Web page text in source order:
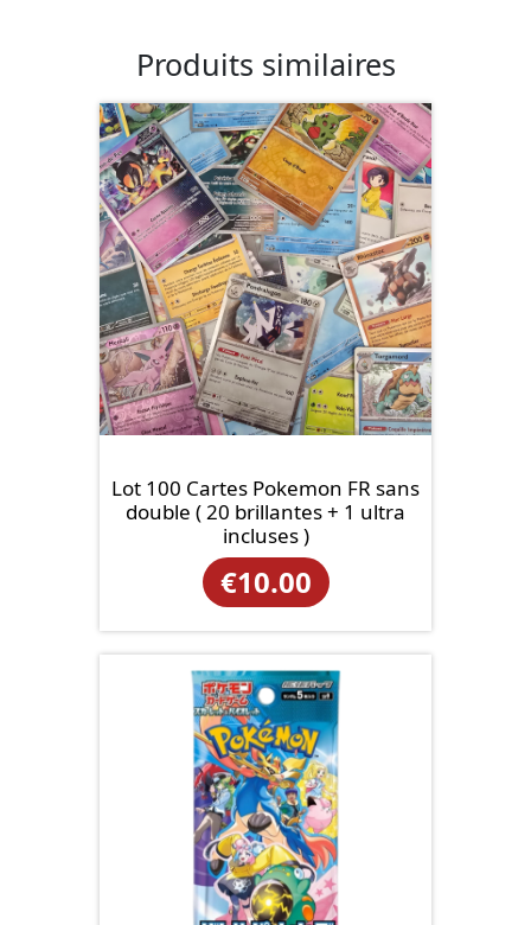
Produits similaires
Lot 100 Cartes Pokemon FR sans
double ( 20 brillantes + 1 ultra
incluses )
€10.00